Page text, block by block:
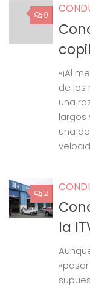
0
«¡Al
de los
una
largos
una
2
la